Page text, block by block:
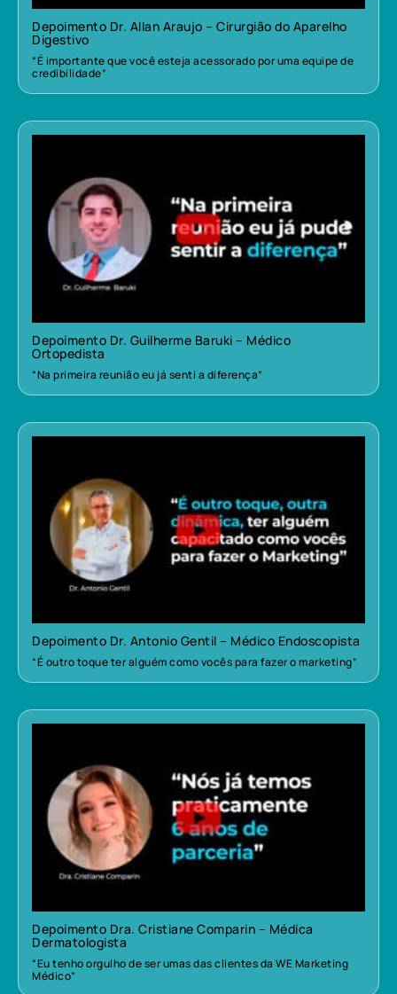
Depoimento Dr. Allan Araujo – Cirurgião do Aparelho
Digestivo
“É importante que você esteja acessorado por uma equipe de
credibilidade”
Depoimento Dr. Guilherme Baruki – Médico
Ortopedista
“Na primeira reunião eu já senti a diferença”
Depoimento Dr. Antonio Gentil – Médico Endoscopista
“É outro toque ter alguém como vocês para fazer o marketing”
Depoimento Dra. Cristiane Comparin – Médica
Dermatologista
“Eu tenho orgulho de ser umas das clientes da WE Marketing
Médico”